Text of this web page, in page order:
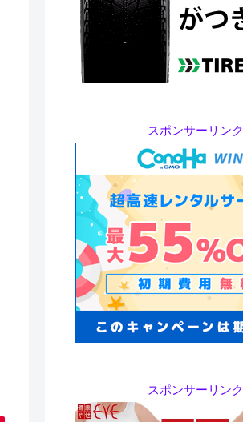
スポンサーリンク
スポンサーリンク